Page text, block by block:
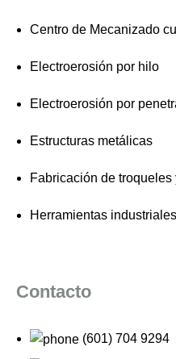
Centro de Mecanizado
Electroerosión por hilo
Electroerosión por
Estructuras metálicas
Fabricación de troqueles
Herramientas industriales
Contacto
(601) 704 9294